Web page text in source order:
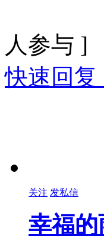
人参与 ]
快速回复
关注 发私信
幸福的